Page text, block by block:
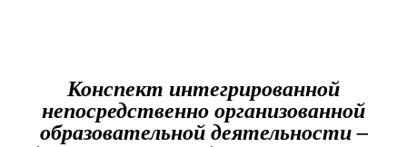
Конспект интегрированной
непосредственно организованной
образовательной деятельности –